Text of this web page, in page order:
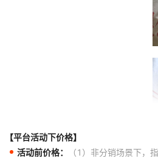
【平台活动下价格】
活动前价格：
（1）非分销场景下，